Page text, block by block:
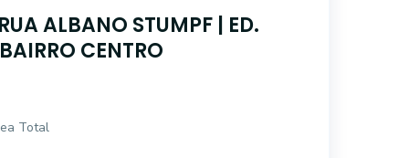
ALBANO STUMPF | ED.
CENTRO
Total